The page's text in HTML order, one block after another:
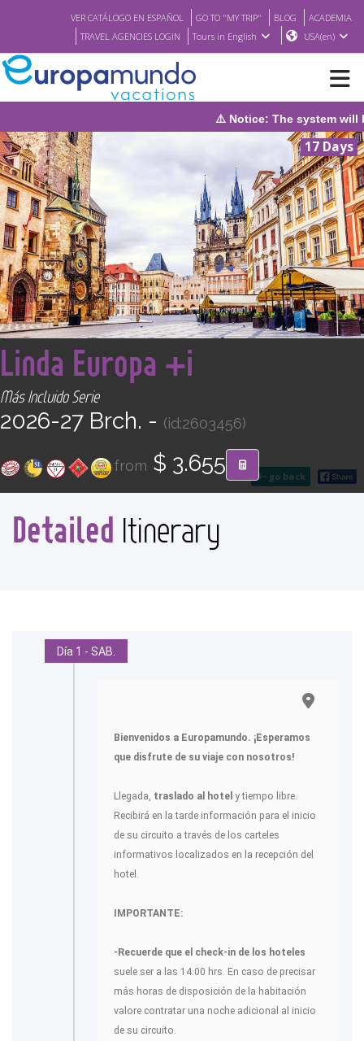
VER CATÁLOGO EN ESPAÑOL GO TO "MY TRIP" BLOG
ACADEMIA
TRAVEL AGENCIES LOGIN
Tours in English USA(en)
BROCHURE PDF
WHERE TO BUY
FEATURED
ABOUT US
CONTACT
Find your Tour
⚠️ Notice: The system will be under
17 Days
go back
<
Linda Europa +i
Más Incluido Serie
2026-27 Brch. - (id:2603456)
from $ 3.655
Detailed Itinerary
Día 1 - SAB.
Bienvenidos a Europamundo. ¡Esperamos
que disfrute de su viaje con nosotros!
Llegada, traslado al hotel y tiempo libre.
Recibirá en la tarde información para el inicio
de su circuito a través de los carteles
informativos localizados en la recepción del
hotel.
IMPORTANTE:
-Recuerde que el check-in de los hoteles
suele ser a las 14.00 hrs. En caso de precisar
más horas de disposición de la habitación
valore contratar una noche adicional al inicio
de su circuito.